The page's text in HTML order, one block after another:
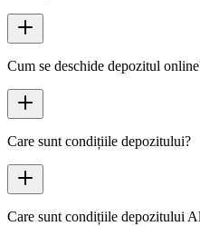
Cum se deschide depozitul
Care sunt condițiile depozitului?
Care sunt condițiile depozitului